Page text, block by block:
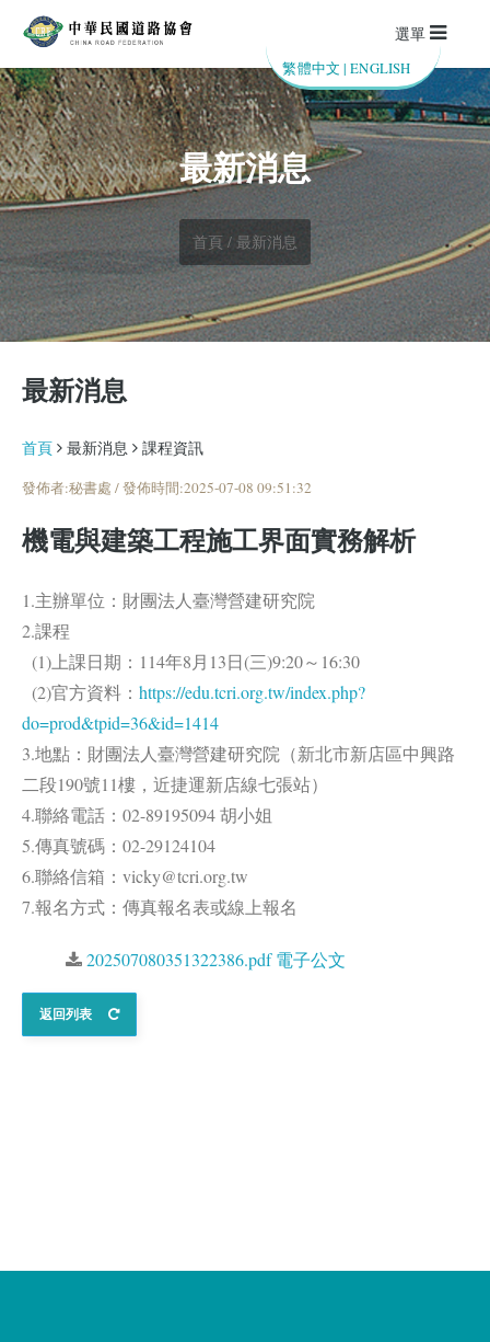
繁體中文 |ENGLISH
選單
最新消息
首頁 / 最新消息
最新消息
首頁 最新消息 課程資訊
發佈者:秘書處 / 發佈時間:2025-07-08 09:51:32
機電與建築工程施工界面實務解析
1.主辦單位：財團法人臺灣營建研究院
2.課程
(1)上課日期：114年8月13日(三)9:20～16:30
(2)官方資料： https://edu.tcri.org.tw/index.php?
do=prod&tpid=36&id=1414
3.地點：財團法人臺灣營建研究院（新北市新店區中興路
二段190號11樓，近捷運新店線七張站）
4.聯絡電話：02-89195094 胡小姐
5.傳真號碼：02-29124104
6.聯絡信箱：vicky@tcri.org.tw
7.報名方式：傳真報名表或線上報名
202507080351322386.pdf 電子公文
返回列表